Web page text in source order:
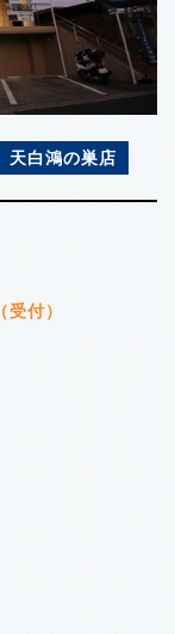
天白鴻の巣店
（受付）